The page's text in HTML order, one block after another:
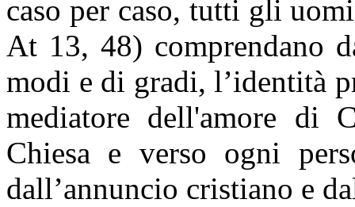
caso per caso, tutti gli
At 13, 48) comprendano
modi e di gradi, l’identità
mediatore dell'amore di
Chiesa e verso ogni
dall’annuncio cristiano e